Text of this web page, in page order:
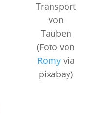
Transport
von
Tauben
(Foto von
Romy via
pixabay)